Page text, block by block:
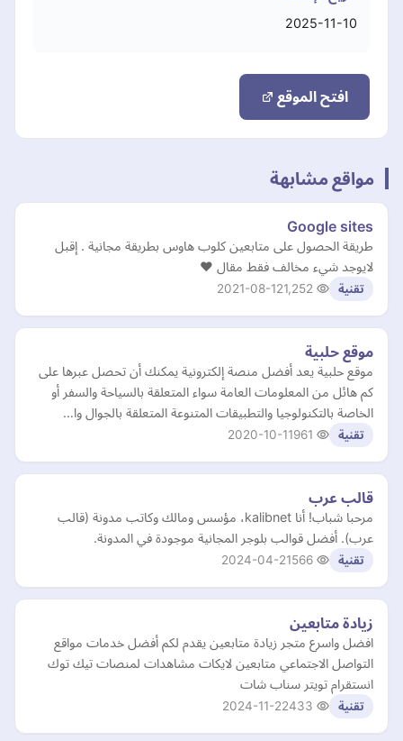
2025-11-10
افتح الموقع
مواقع مشابهة
Google sites
طريقة الحصول على متابعين كلوب هاوس بطريقة مجانية . إقبل
لايوجد شيء مخالف فقط مقال ❤
تقنية 2021-08-12
موقع حلبية
موقع حلبية يعد أفضل منصة إلكترونية يمكنك أن تحصل عبرها على
كم هائل من المعلومات العامة سواء المتعلقة بالسياحة والسفر أو
الخاصة بالتكنولوجيا والتطبيقات المتنوعة المتعلقة بالجوال وا…
تقنية 2020-10-11
قالب عرب
مرحبا شباب! أنا kalibnet، مؤسس ومالك وكاتب مدونة (قالب
عرب). أفضل قوالب بلوجر المجانية موجودة في المدونة.
تقنية 2024-04-21
زيادة متابعين
افضل واسرع متجر زيادة متابعين يقدم لكم أفضل خدمات مواقع
التواصل الاجتماعي متابعين لايكات مشاهدات لمنصات تيك توك
انستقرام تويتر سناب شات
تقنية 2024-11-22